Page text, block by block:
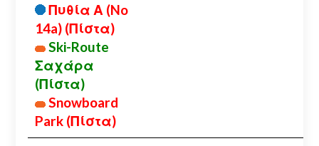
Πυθία Α (No
14a) (Πίστα)
Ski-Route
Σαχάρα
(Πίστα)
Snowboard
Park (Πίστα)